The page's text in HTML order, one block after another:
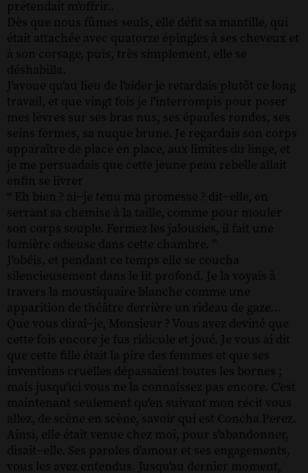
prétendait m'offrir..
Dès que nous fûmes seuls, elle défit sa mantille, qui
était attachée avec quatorze épingles à ses cheveux et
à son corsage, puis, très simplement, elle se
déshabilla.
J'avoue qu'au lieu de l'aider je retardais plutôt ce long
travail, et que vingt fois je l'interrompis pour poser
mes lèvres sur ses bras nus, ses épaules rondes, ses
seins fermes, sa nuque brune. Je regardais son corps
apparaître de place en place, aux limites du linge, et
je me persuadais que cette jeune peau rebelle allait
enfin se livrer
“ Eh bien ? ai−je tenu ma promesse ? dit−elle, en
serrant sa chemise à la taille, comme pour mouler
son corps souple. Fermez les jalousies, il fait une
lumière odieuse dans cette chambre. ”
J'obéis, et pendant ce temps elle se coucha
silencieusement dans le lit profond. Je la voyais à
travers la moustiquaire blanche comme une
apparition de théâtre derrière un rideau de gaze...
Que vous dirai−je, Monsieur ? Vous avez deviné que
cette fois encore je fus ridicule et joué. Je vous ai dit
que cette fille était la pire des femmes et que ses
inventions cruelles dépassaient toutes les bornes ;
mais jusqu'ici vous ne la connaissez pas encore. C'est
maintenant seulement qu'en suivant mon récit vous
allez, de scène en scène, savoir qui est Concha Perez.
Ainsi, elle était venue chez moi, pour s'abandonner,
disait−elle. Ses paroles d'amour et ses engagements,
vous les avez entendus. Jusqu'au dernier moment,